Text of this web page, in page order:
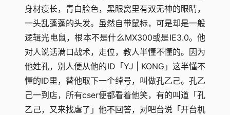
身材瘦长，青白脸色，黑眼窝里有双无神的眼睛，
一头乱蓬蓬的头发。虽然自带鼠标，可是却是一般
逻辑光电鼠，根本不是什么MX300或是IE3.0。他
对人说话满口战术，走位，教人半懂不懂的。因为
他姓孔，别人便从他的ID「YJ | KONG」这半懂不
懂的ID里，替他取下一个绰号，叫做孔乙己。孔乙
己一到店，所有cser便都看着他笑，有的叫道「孔
乙己，又来找虐了」他不回答，对吧台说「开台机